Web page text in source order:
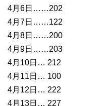
4月6日……202
4月7日……122
4月8日……200
4月9日……203
4月10日… 212
4月11日… 100
4月12日… 222
4月13日… 227